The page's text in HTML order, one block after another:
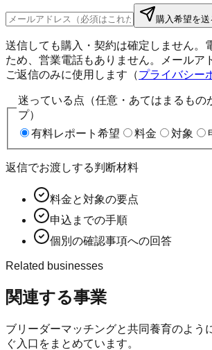
購入希望を送
送信しても購入・契約は確定しません。
ため、営業電話もありません。メールア
ご返信のみに使用します（プライバシー
迷っている点（任意・あてはまるもの
プ）
有料レポート希望
料金 対象
返信でお渡しする判断材料
料金と対象の要点
申込までの手順
個別の確認事項への回答
Related businesses
関連する事業
ブリーダーマッチングと共同養育のよう
ぐ入口をまとめています。